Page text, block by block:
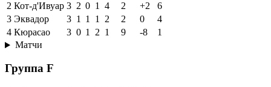
2 Кот-д'Ивуар 3 2 0 1 4 2 +2
6
3 Эквадор 3 1 1 1 2 2 0
4
4 Кюрасао 3 0 1 2 1 9 -8
1
Матчи
Группа F